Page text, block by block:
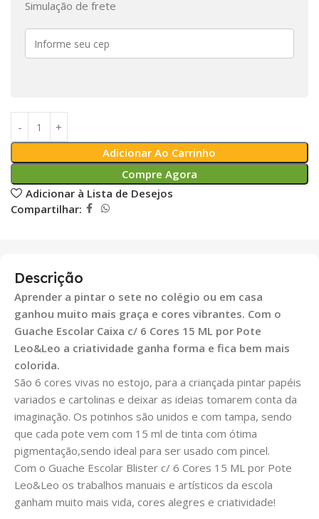
Simulação de frete
Adicionar Ao Carrinho
Compre Agora
Adicionar à Lista de Desejos
Compartilhar:
Descrição
Aprender a pintar o sete no colégio ou em casa
ganhou muito mais graça e cores vibrantes. Com o
Guache Escolar Caixa c/ 6 Cores 15 ML por Pote
Leo&Leo a criatividade ganha forma e fica bem mais
colorida.
São 6 cores vivas no estojo, para a criançada pintar papéis
variados e cartolinas e deixar as ideias tomarem conta da
imaginação. Os potinhos são unidos e com tampa, sendo
que cada pote vem com 15 ml de tinta com ótima
pigmentação,sendo ideal para ser usado com pincel.
Com o Guache Escolar Blister c/ 6 Cores 15 ML por Pote
Leo&Leo os trabalhos manuais e artísticos da escola
ganham muito mais vida, cores alegres e criatividade!